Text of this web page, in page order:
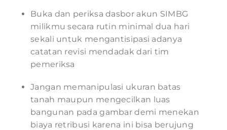
Buka dan periksa dasbor akun SIMBG
milikmu secara rutin minimal dua hari
sekali untuk mengantisipasi adanya
catatan revisi mendadak dari tim
pemeriksa
Jangan memanipulasi ukuran batas
tanah maupun mengecilkan luas
bangunan pada gambar demi menekan
biaya retribusi karena ini bisa berujung